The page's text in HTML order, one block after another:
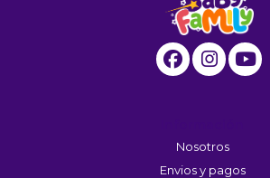
Nosotros
Envios y pagos